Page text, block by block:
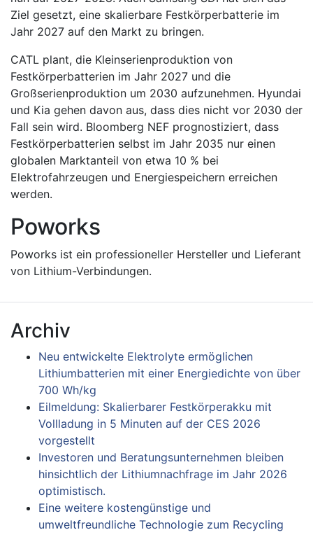
Ziel gesetzt, eine skalierbare Festkörperbatterie im
Jahr 2027 auf den Markt zu bringen.
CATL plant, die Kleinserienproduktion von
Festkörperbatterien im Jahr 2027 und die
Großserienproduktion um 2030 aufzunehmen. Hyundai
und Kia gehen davon aus, dass dies nicht vor 2030 der
Fall sein wird. Bloomberg NEF prognostiziert, dass
Festkörperbatterien selbst im Jahr 2035 nur einen
globalen Marktanteil von etwa 10 % bei
Elektrofahrzeugen und Energiespeichern erreichen
werden.
Poworks
Poworks ist ein professioneller Hersteller und Lieferant
von Lithium-Verbindungen.
Archiv
Neu entwickelte Elektrolyte ermöglichen
Lithiumbatterien mit einer Energiedichte von über
700 Wh/kg
Eilmeldung: Skalierbarer Festkörperakku mit
Vollladung in 5 Minuten auf der CES 2026
vorgestellt
Investoren und Beratungsunternehmen bleiben
hinsichtlich der Lithiumnachfrage im Jahr 2026
optimistisch.
Eine weitere kostengünstige und
umweltfreundliche Technologie zum Recycling